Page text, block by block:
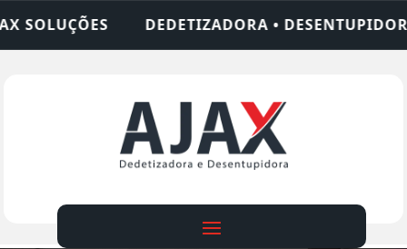
• DESENTUPIDORA • LIMPEZA DE FOSSA